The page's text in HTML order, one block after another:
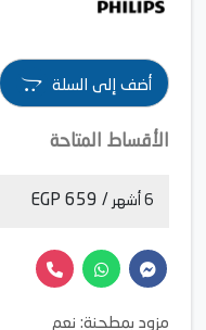
أضف إلى السلة
الأقساط المتاحة
6 أشهر / 659 EGP
مزود بمطحنة: نعم